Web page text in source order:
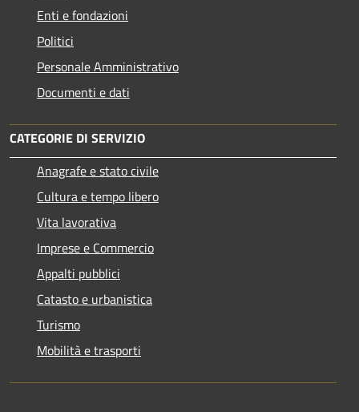
Enti e fondazioni
Politici
Personale Amministrativo
Documenti e dati
CATEGORIE DI SERVIZIO
Anagrafe e stato civile
Cultura e tempo libero
Vita lavorativa
Imprese e Commercio
Appalti pubblici
Catasto e urbanistica
Turismo
Mobilità e trasporti